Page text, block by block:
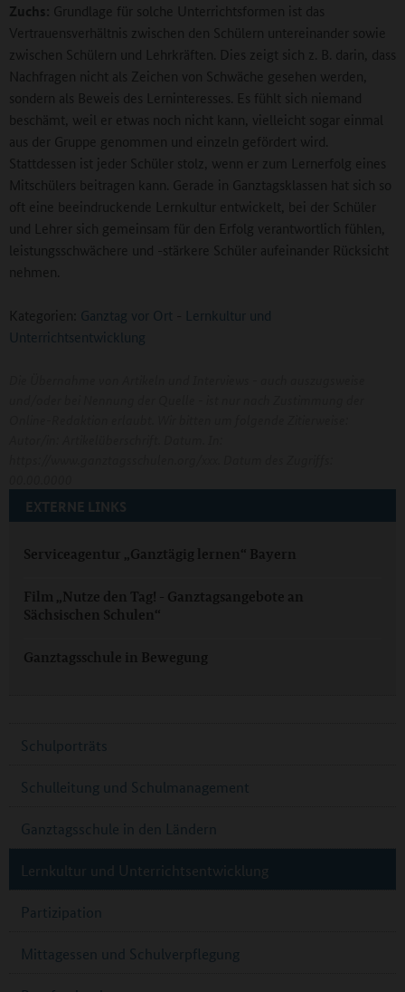
Zuchs: Grundlage für solche Unterrichtsformen ist das
Vertrauensverhältnis zwischen den Schülern untereinander sowie
zwischen Schülern und Lehrkräften. Dies zeigt sich z. B. darin, dass
Nachfragen nicht als Zeichen von Schwäche gesehen werden,
sondern als Beweis des Lerninteresses. Es fühlt sich niemand
beschämt, weil er etwas noch nicht kann, vielleicht sogar einmal
aus der Gruppe genommen und einzeln gefördert wird.
Stattdessen ist jeder Schüler stolz, wenn er zum Lernerfolg eines
Mitschülers beitragen kann. Gerade in Ganztagsklassen hat sich so
oft eine beeindruckende Lernkultur entwickelt, bei der Schüler
und Lehrer sich gemeinsam für den Erfolg verantwortlich fühlen,
leistungsschwächere und -stärkere Schüler aufeinander Rücksicht
nehmen.
Kategorien: Ganztag vor Ort - Lernkultur und
Unterrichtsentwicklung
EXTERNE LINKS
Serviceagentur „Ganztägig lernen“ Bayern
Film „Nutze den Tag! - Ganztagsangebote an
Sächsischen Schulen“
Ganztagsschule in Bewegung
Schulporträts
Schulleitung und Schulmanagement
Ganztagsschule in den Ländern
Lernkultur und Unterrichtsentwicklung
Partizipation
Mittagessen und Schulverpflegung